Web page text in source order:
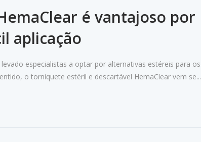
é vantajoso por
aplicação
especialistas a optar por alternativas estéreis para os
o torniquete estéril e descartável HemaClear vem se...